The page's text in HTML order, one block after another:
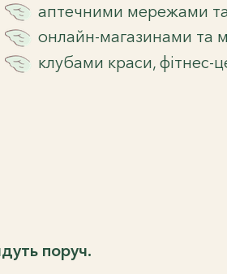
аптечними мережами
онлайн-магазинами та
клубами краси, фітнес-
поруч.